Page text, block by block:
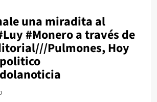
una miradita al
#Monero a través de
Pulmones, Hoy